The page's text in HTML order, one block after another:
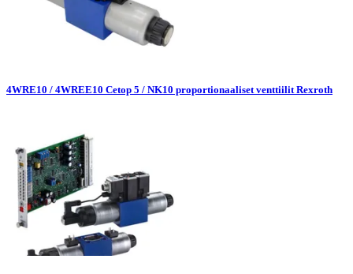
4WRE10 / 4WREE10 Cetop 5 / NK10 proportionaaliset venttiilit Rexroth